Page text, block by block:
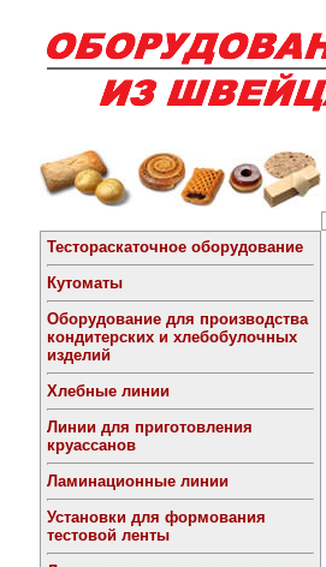
Тестораскаточное оборудование
Кутоматы
Оборудование для производства
кондитерских и хлебобулочных
изделий
Хлебные линии
Линии для приготовления
круассанов
Ламинационные линии
Установки для формования
тестовой ленты